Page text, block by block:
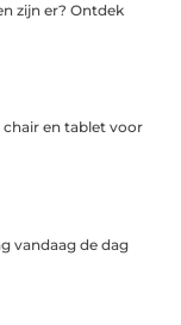
zijn er? Ontdek
chair en tablet voor
vandaag de dag